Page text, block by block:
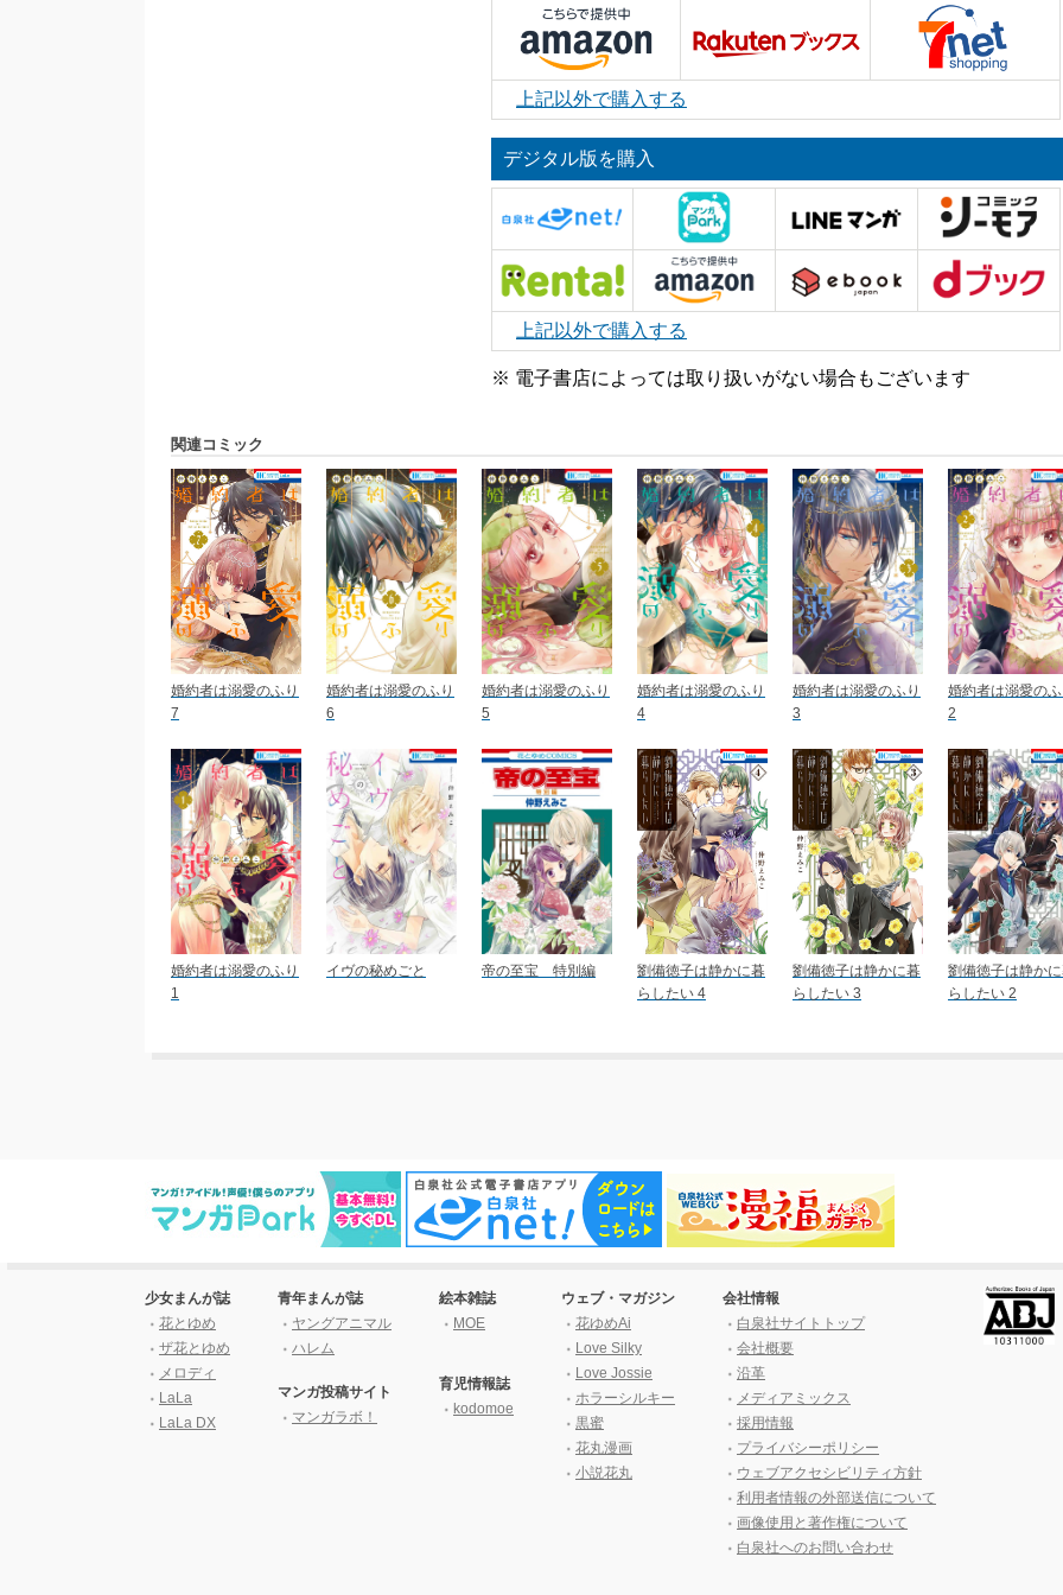
上記以外で購入する
デジタル版を購入
上記以外で購入する
※ 電子書店によっては取り扱いがない場合もございます
関連コミック
婚約者は溺愛のふり
7
婚約者は溺愛のふり
6
婚約者は溺愛のふり
5
婚約者は溺愛のふり
4
婚約者は溺愛のふり
3
婚約者は溺愛の
2
婚約者は溺愛のふり
1
イヴの秘めごと 帝の至宝 特別編
劉備徳子は静かに暮
らしたい 4
劉備徳子は静かに暮
らしたい 3
劉備徳子は静か
らしたい 2
少女まんが誌
花とゆめ
ザ花とゆめ
メロディ
LaLa
LaLa DX
青年まんが誌
ヤングアニマル
ハレム
マンガ投稿サイト
マンガラボ！
絵本雑誌
MOE
育児情報誌
kodomoe
ウェブ・マガジン
花ゆめAi
Love Silky
Love Jossie
ホラーシルキー
黒蜜
花丸漫画
小説花丸
会社情報
白泉社サイトトップ
会社概要
沿革
メディアミックス
採用情報
プライバシーポリシー
ウェブアクセシビリティ方針
利用者情報の外部送信について
画像使用と著作権について
白泉社へのお問い合わせ